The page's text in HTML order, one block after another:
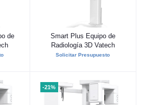
de
Añadir al carrito
Smart Plus Equipo de
Radiología 3D Vatech
Solicitar Presupuesto
-21%